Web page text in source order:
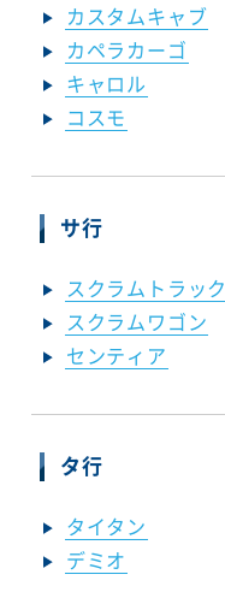
カスタムキャブ
カペラカーゴ
キャロル
コスモ
サ行
スクラムトラック
スクラムワゴン
センティア
タ行
タイタン
デミオ